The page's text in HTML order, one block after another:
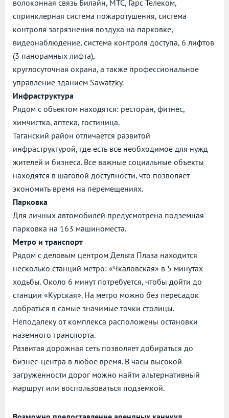
волоконная связь Билайн, МТС, Гарс Телеком,
спринклерная система пожаротушения, система
контроля загрязнения воздуха на парковке,
видеонаблюдение, система контроля доступа, 6 лифтов
(3 панорамных лифта),
круглосуточная охрана, а также профессиональное
управление зданием Sawatzky.
Инфраструктура
Рядом с объектом находятся: ресторан, фитнес,
химчистка, аптека, гостиница.
Таганский район отличается развитой
инфраструктурой, где есть все необходимое для нужд
жителей и бизнеса. Все важные социальные объекты
находятся в шаговой доступности, что позволяет
экономить время на перемещениях.
Парковка
Для личных автомобилей предусмотрена подземная
парковка на 163 машиноместа.
Метро и транспорт
Рядом с деловым центром Дельта Плаза находится
несколько станций метро: «Чкаловская» в 5 минутах
ходьбы. Около 6 минут потребуется, чтобы дойти до
станции «Курская». На метро можно без пересадок
добраться в самые значимые точки столицы.
Неподалеку от комплекса расположены остановки
наземного транспорта.
Развитая дорожная сеть позволяет добираться до
бизнес-центра в любое время. В часы высокой
загруженности дорог можно найти альтернативный
маршрут или воспользоваться подземкой.